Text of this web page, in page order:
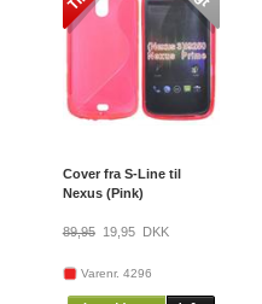
Cover fra S-Line til
Nexus (Pink)
89,95 19,95DKK
Varenr. 4296